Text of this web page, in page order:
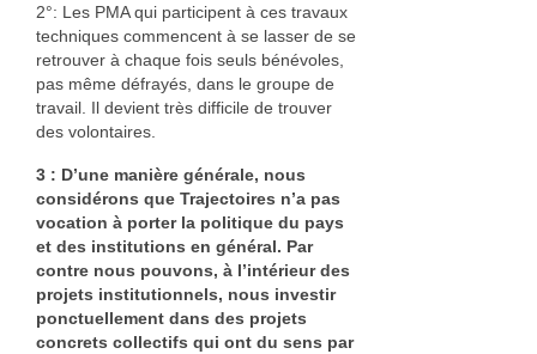
Adhérer
Comptes rendus des AG
Espace adhérent
2°: Les PMA qui participent à ces travaux
techniques commencent à se lasser de se
retrouver à chaque fois seuls bénévoles,
pas même défrayés, dans le groupe de
travail. Il devient très difficile de trouver
des volontaires.
3 : D’une manière générale, nous
considérons que Trajectoires n’a pas
vocation à porter la politique du pays
et des institutions en général. Par
contre nous pouvons, à l’intérieur des
projets institutionnels, nous investir
ponctuellement dans des projets
concrets collectifs qui ont du sens par